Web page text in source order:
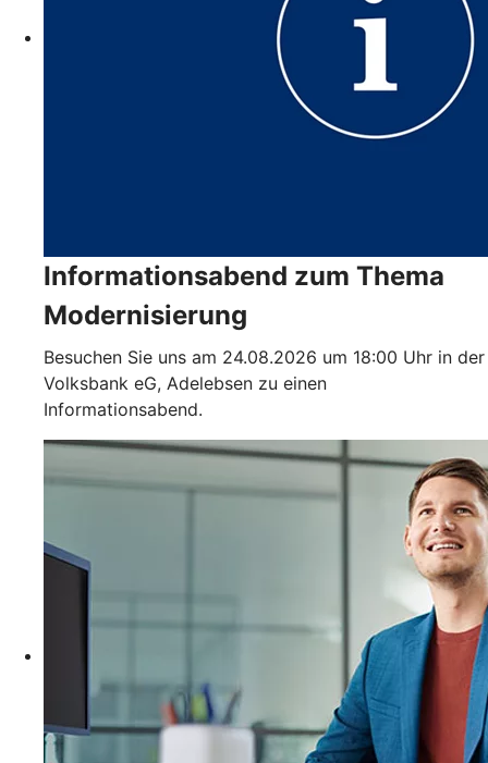
Informationsabend zum Thema
Modernisierung
Besuchen Sie uns am 24.08.2026 um 18:00 Uhr in der
Volksbank eG, Adelebsen zu einen
Informationsabend.